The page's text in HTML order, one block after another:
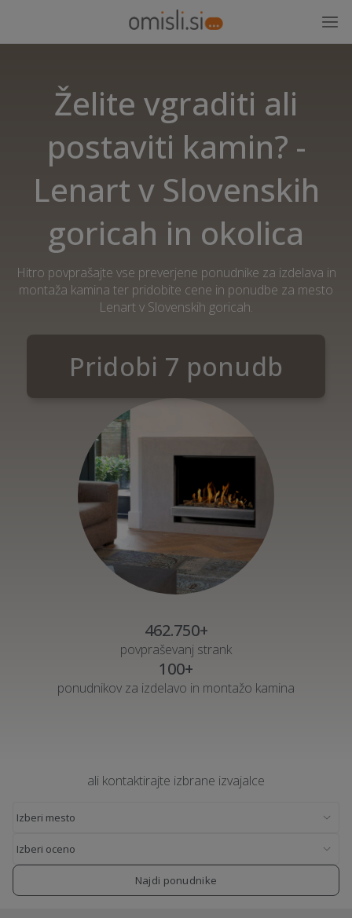
Želite vgraditi ali
postaviti kamin? -
Lenart v Slovenskih
goricah in okolica
Hitro povprašajte vse preverjene ponudnike za izdelava in
montaža kamina ter pridobite cene in ponudbe za mesto
Lenart v Slovenskih goricah.
Pridobi 7 ponudb
462.750+
povpraševanj strank
100+
ponudnikov za izdelavo in montažo kamina
ali kontaktirajte izbrane izvajalce
Najdi ponudnike